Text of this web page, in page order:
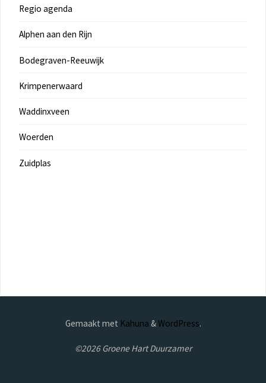
Regio agenda
Alphen aan den Rijn
Bodegraven-Reeuwijk
Krimpenerwaard
Waddinxveen
Woerden
Zuidplas
Gemaakt met Kahuna &WordPress.
©2026 Groene Hart Duurzamer